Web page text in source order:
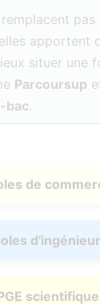
remplacent
apportent
situer une
Parcoursup
bac.
de